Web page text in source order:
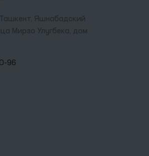
Яшнабадский
Мирзо Улугбека, дом
96